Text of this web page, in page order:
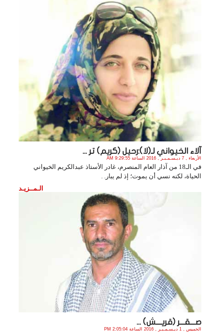
آلاء الخيواني لـ(لا):رحيل (كريم) تر ...
الأربعاء , 7 ديـسـمـبـر , 2016 الساعة 9:29:55 AM
في الـ18 من آذار العام المنصرم، غادر الأستاذ عبدالكريم الخيواني
الحياة، لكنه نسي أن يموت؛ إذ لم يبار. .
الـمــزيـد
صـــقـــر (قريــــش) ...
الخميس , 1 ديـسـمـبـر , 2016 الساعة 2:05:04 PM